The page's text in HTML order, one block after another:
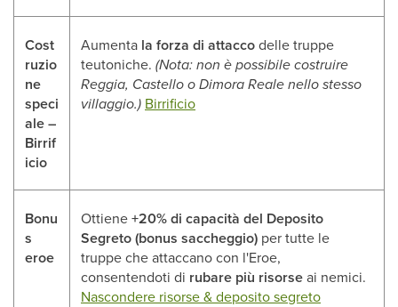
Cost
ruzio
ne
speci
ale –
Birrif
icio
Aumenta la forza di attaccodelle truppe
teutoniche. (Nota: non è possibile costruire
Reggia, Castello o Dimora Reale nello stesso
villaggio.) Birrificio
Bonu
s
eroe
Ottiene+20% di capacità del Deposito
Segreto (bonus saccheggio) per tutte le
truppe che attaccano con l'Eroe,
consentendoti di rubare più risorseai nemici.
Nascondere risorse & deposito segreto